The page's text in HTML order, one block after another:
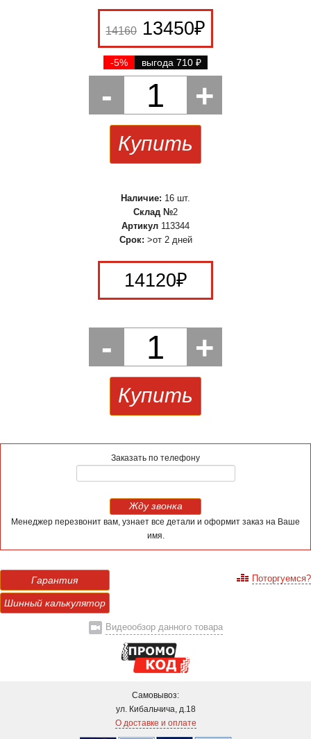
14160 13450₽
-5% выгода 710 ₽
- 1 +
Купить
Наличие: 16 шт.
Склад №2
Артикул 113344
Срок: >от 2 дней
14120₽
- 1 +
Купить
Заказать по телефону
Жду звонка
Менеджер перезвонит вам, узнает все детали и оформит заказ на Ваше
имя.
Гарантия
Шинный калькулятор
Поторгуемся?
Видеообзор данного товара
Самовывоз:
ул. Кибальчича, д.18
О доставке и оплате